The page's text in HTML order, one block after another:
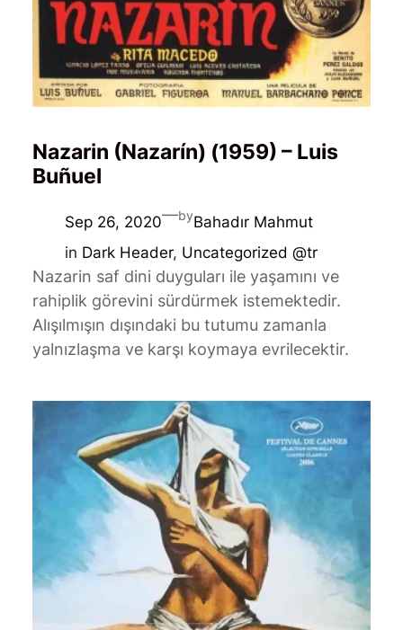
Nazarin (Nazarín) (1959) – Luis
Buñuel
Sep 26, 2020—byBahadır Mahmut
in Dark Header, Uncategorized @tr
Nazarin saf dini duyguları ile yaşamını ve
rahiplik görevini sürdürmek istemektedir.
Alışılmışın dışındaki bu tutumu zamanla
yalnızlaşma ve karşı koymaya evrilecektir.